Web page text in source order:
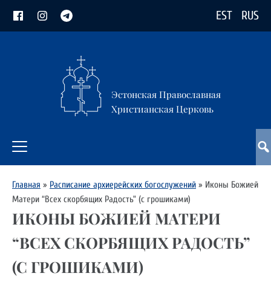
EST RUS
Эстонская Православная
Христианская Церковь
Главная » Расписание архиерейских богослужений » Иконы Божией
Матери “Всех скорбящих Радость” (с грошиками)
ИКОНЫ БОЖИЕЙ МАТЕРИ
“ВСЕХ СКОРБЯЩИХ РАДОСТЬ”
(С ГРОШИКАМИ)